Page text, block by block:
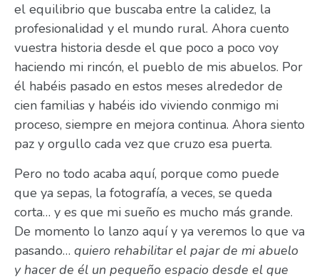
el equilibrio que buscaba entre la calidez, la
profesionalidad y el mundo rural. Ahora cuento
vuestra historia desde el que poco a poco voy
haciendo mi rincón, el pueblo de mis abuelos. Por
él habéis pasado en estos meses alrededor de
cien familias y habéis ido viviendo conmigo mi
proceso, siempre en mejora continua. Ahora siento
paz y orgullo cada vez que cruzo esa puerta.
Pero no todo acaba aquí, porque como puede
que ya sepas, la fotografía, a veces, se queda
corta… y es que mi sueño es mucho más grande.
De momento lo lanzo aquí y ya veremos lo que va
pasando… quiero rehabilitar el pajar de mi abuelo
y hacer de él un pequeño espacio desde el que